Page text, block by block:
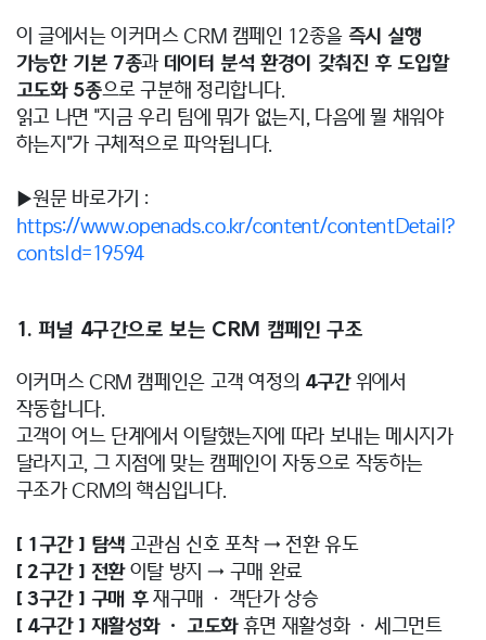
이 글에서는 이커머스 CRM 캠페인 12종을 즉시 실행
가능한 기본 7종과 데이터 분석 환경이 갖춰진 후 도입할
고도화 5종으로 구분해 정리합니다.
읽고 나면 "지금 우리 팀에 뭐가 없는지, 다음에 뭘 채워야
하는지"가 구체적으로 파악됩니다.
▶원문 바로가기 :
https://www.openads.co.kr/content/contentDetail?
contsId=19594
1. 퍼널 4구간으로 보는 CRM 캠페인 구조
이커머스 CRM 캠페인은 고객 여정의 4구간위에서
작동합니다.
고객이 어느 단계에서 이탈했는지에 따라 보내는 메시지가
달라지고, 그 지점에 맞는 캠페인이 자동으로 작동하는
구조가 CRM의 핵심입니다.
[ 1구간 ] 탐색 고관심 신호 포착 → 전환 유도
[ 2구간 ] 전환이탈 방지 → 구매 완료
[ 3구간 ] 구매 후재구매 · 객단가 상승
[ 4구간 ] 재활성화 · 고도화휴면 재활성화 · 세그먼트